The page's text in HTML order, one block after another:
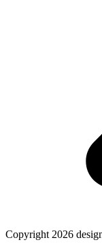
Copyright 2026